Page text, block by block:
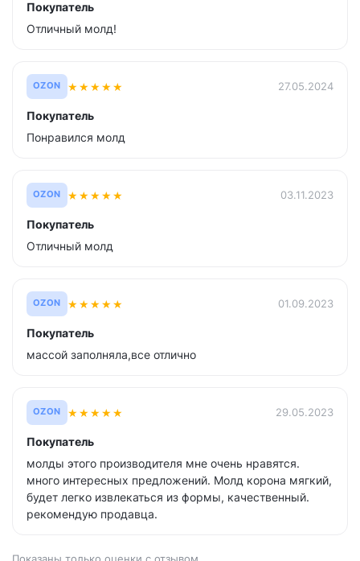
Покупатель
Отличный молд!
OZON ★★★★★ 27.05.2024
Покупатель
Понравился молд
OZON ★★★★★ 03.11.2023
Покупатель
Отличный молд
OZON ★★★★★ 01.09.2023
Покупатель
массой заполняла,все отлично
OZON ★★★★★ 29.05.2023
Покупатель
молды этого производителя мне очень нравятся.
много интересных предложений. Молд корона мягкий,
будет легко извлекаться из формы, качественный.
рекомендую продавца.